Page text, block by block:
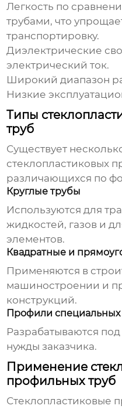
Легкость по
трубами, что
транспортировку.
Диэлектрические
электрический ток.
Широкий диапазон
Низкие
Типы
труб
Существует
стеклопластиковых
различающихся по
Круглые трубы
Используются для
жидкостей, газов и
элементов.
Квадратные и
Применяются в
машиностроении и
конструкций.
Профили
Разрабатываются
нужды заказчика.
Применение
профильных труб
Стеклопластиковые